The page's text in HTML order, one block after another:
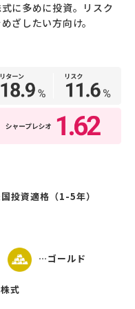
に多めに投資。リスク
ざしたい方向け。
投資適格（1-5年）
…ゴールド
式